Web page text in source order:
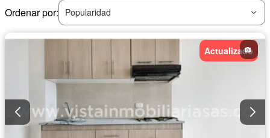
Ordenar por:
Popularidad
Actualizado